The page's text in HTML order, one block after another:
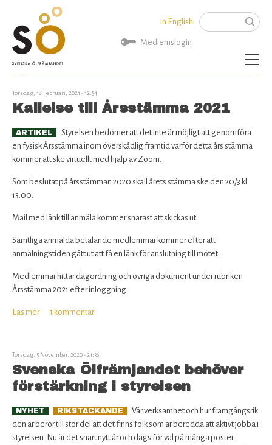
Sök
In English
Medlemslogin
Aktuellt
SÖ Rekommenderar
Kalender
Bryggerier
Politik
Rabatter för medlemmar
Kontakta oss
Torsdag, 18 Februari, 2021 - 12:54
Kallelse till Årsstämma 2021
ARTIKEL
Styrelsen bedömer att det inte är möjligt att genomföra
en fysisk Årsstämma inom överskådlig framtid varför detta års stämma
kommer att ske virtuellt med hjälp av Zoom.
Som beslutat på årsstämman 2020 skall årets stämma ske den 20/3 kl
13:00.
Mail med länk till anmäla kommer snarast att skickas ut.
Samtliga anmälda betalande medlemmar kommer efter att
anmälningstiden gått ut att få en länk för anslutning till mötet.
Medlemmar hittar dagordning och övriga dokument under rubriken
Årsstämma 2021 efter inloggning.
Läs merom
Årsstämma
2021
1 kommentar
Torsdag, 5 November, 2020 - 21:36
Svenska Ölfrämjandet behöver
förstärkning i styrelsen
NYHET RIKSTÄCKANDE
Vår verksamhet och hur framgångsrik
den är beror till stor del att det finns folk som är beredda att aktivt jobba i
styrelsen. Nu är det snart nytt år och dags för val på många poster.